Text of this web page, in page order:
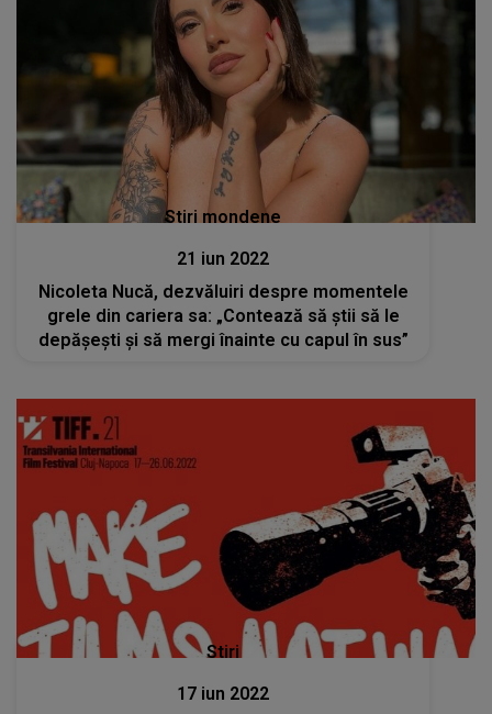
Stiri mondene
21 iun 2022
Nicoleta Nucă, dezvăluiri despre momentele
grele din cariera sa: „Contează să știi să le
depășești și să mergi înainte cu capul în sus”
Stiri
17 iun 2022